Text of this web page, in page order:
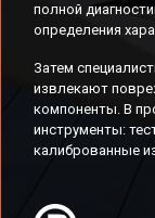
полной
определения
Затем
извлекают
компоненты. В
инструменты:
калиброванные